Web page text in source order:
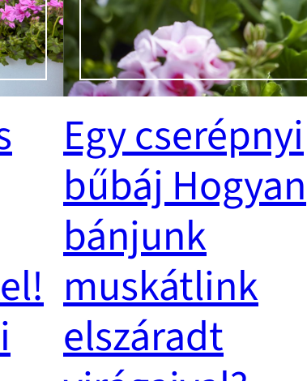
Egy cserépnyi
bűbáj Hogyan
bánjunk
muskátlink
elszáradt